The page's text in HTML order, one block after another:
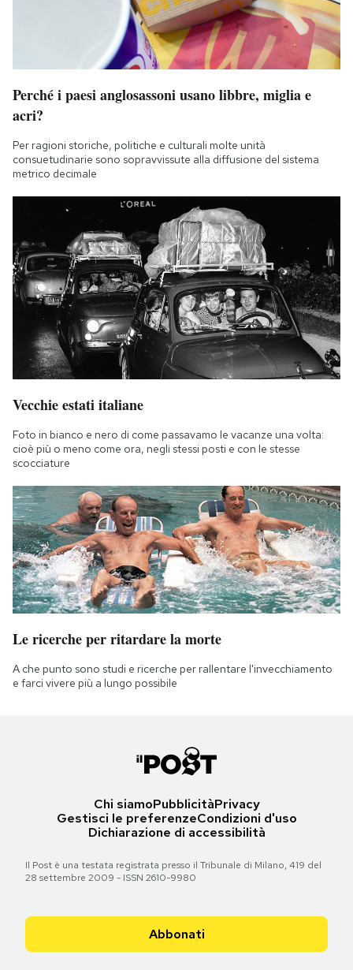
Perché i paesi anglosassoni usano libbre, miglia e
acri?
Per ragioni storiche, politiche e culturali molte unità
consuetudinarie sono sopravvissute alla diffusione del sistema
metrico decimale
Vecchie estati italiane
Foto in bianco e nero di come passavamo le vacanze una volta:
cioè più o meno come ora, negli stessi posti e con le stesse
scocciature
Le ricerche per ritardare la morte
A che punto sono studi e ricerche per rallentare l'invecchiamento
e farci vivere più a lungo possibile
Chi siamoPubblicitàPrivacy
Gestisci le preferenzeCondizioni d'uso
Dichiarazione di accessibilità
Il Post è una testata registrata presso il Tribunale di Milano, 419 del
28 settembre 2009 - ISSN 2610-9980
Abbonati